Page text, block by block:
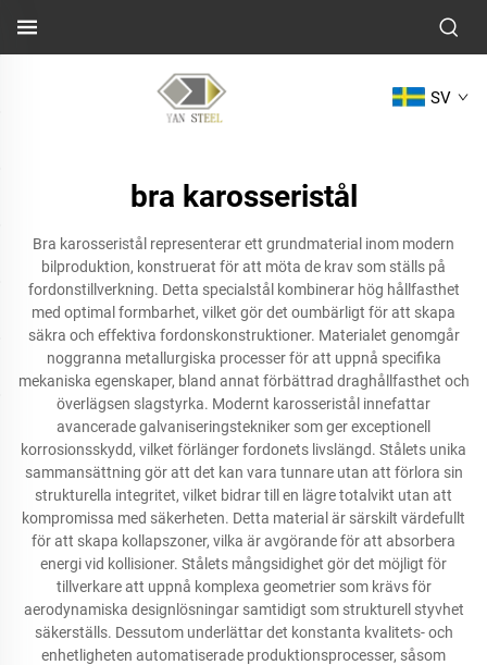
SV
bra karosseristål
Bra karosseristål representerar ett grundmaterial inom modern
bilproduktion, konstruerat för att möta de krav som ställs på
fordonstillverkning. Detta specialstål kombinerar hög hållfasthet
med optimal formbarhet, vilket gör det oumbärligt för att skapa
säkra och effektiva fordonskonstruktioner. Materialet genomgår
noggranna metallurgiska processer för att uppnå specifika
mekaniska egenskaper, bland annat förbättrad draghållfasthet och
överlägsen slagstyrka. Modernt karosseristål innefattar
avancerade galvaniseringstekniker som ger exceptionell
korrosionsskydd, vilket förlänger fordonets livslängd. Stålets unika
sammansättning gör att det kan vara tunnare utan att förlora sin
strukturella integritet, vilket bidrar till en lägre totalvikt utan att
kompromissa med säkerheten. Detta material är särskilt värdefullt
för att skapa kollapszoner, vilka är avgörande för att absorbera
energi vid kollisioner. Stålets mångsidighet gör det möjligt för
tillverkare att uppnå komplexa geometrier som krävs för
aerodynamiska designlösningar samtidigt som strukturell styvhet
säkerställs. Dessutom underlättar det konstanta kvalitets- och
enhetligheten automatiserade produktionsprocesser, såsom